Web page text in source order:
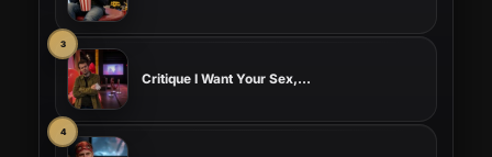
Critique I Want Your Sex,...